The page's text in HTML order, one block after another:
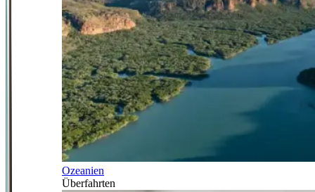
Ozeanien
Überfahrten